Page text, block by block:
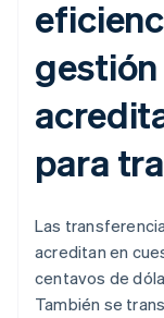
para
Las
acreditan en
centavos de
También se